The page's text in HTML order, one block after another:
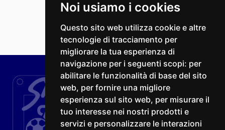
Noi usiamo i cookies
Questo sito web utilizza cookie e altre
tecnologie di tracciamento per
migliorare la tua esperienza di
navigazione per i seguenti scopi: per
abilitare le funzionalità di base del sito
web, per fornire una migliore
esperienza sul sito web, per misurare il
tuo interesse nei nostri prodotti e
servizi e personalizzare le interazioni